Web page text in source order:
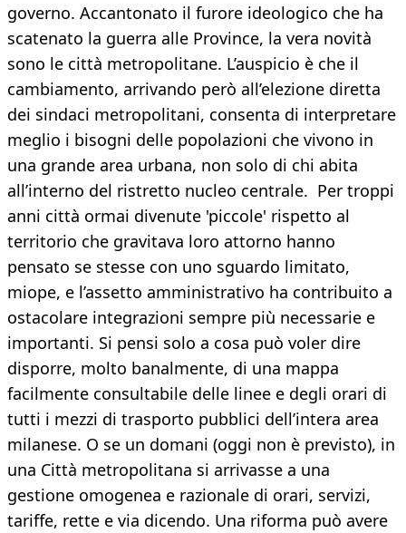
governo. Accantonato il furore ideologico che ha
scatenato la guerra alle Province, la vera novità
sono le città metropolitane. L’auspicio è che il
cambiamento, arrivando però all’elezione diretta
dei sindaci metropolitani, consenta di interpretare
meglio i bisogni delle popolazioni che vivono in
una grande area urbana, non solo di chi abita
all’interno del ristretto nucleo centrale. Per troppi
anni città ormai divenute 'piccole' rispetto al
territorio che gravitava loro attorno hanno
pensato se stesse con uno sguardo limitato,
miope, e l’assetto amministrativo ha contribuito a
ostacolare integrazioni sempre più necessarie e
importanti. Si pensi solo a cosa può voler dire
disporre, molto banalmente, di una mappa
facilmente consultabile delle linee e degli orari di
tutti i mezzi di trasporto pubblici dell’intera area
milanese. O se un domani (oggi non è previsto), in
una Città metropolitana si arrivasse a una
gestione omogenea e razionale di orari, servizi,
tariffe, rette e via dicendo. Una riforma può avere